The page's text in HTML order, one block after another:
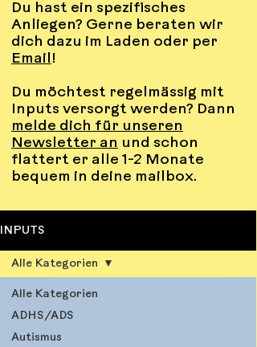
Du hast ein spezifisches
Anliegen? Gerne beraten wir
dich dazu im Laden oder per
Email !
Du möchtest regelmässig mit
Inputs versorgt werden? Dann
melde dich für unseren
Newsletter an und schon
flattert er alle 1-2 Monate
bequem in deine mailbox.
INPUTS
Alle Kategorien
ADHS/ADS
Autismus
Alle Kategorien